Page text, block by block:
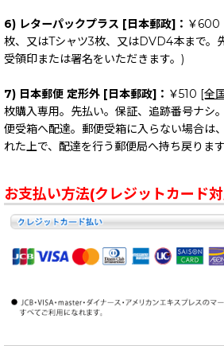
6) レターパックプラス [日本郵政]： ￥600
枚、又はTシャツ3枚、又はDVD4本まで。
受領印または署名をいただきます。)
7) 日本郵便 定形外 [日本郵政]： ￥510 [全
枚購入専用。先払い。保証、追跡番号ナシ
便受箱へ配達。郵便受箱に入らない場合は
れた上で、配達を行う郵便局へ持ち戻りま
お支払い方法(クレジットカード